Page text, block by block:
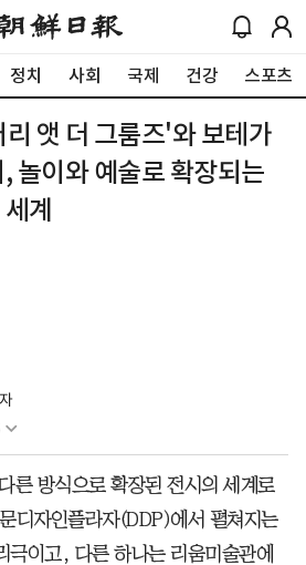
정치 사회 국제 건강 스포츠
앳 더 그룸즈'와 보테가
놀이와 예술로 확장되는
계
른 방식으로 확장된 전시의 세계로
디자인플라자(DDP)에서 펼쳐지는
극이고, 다른 하나는 리움미술관에